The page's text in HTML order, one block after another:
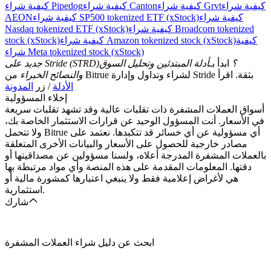
كيفية شراء Pipedog كيفية شراء Canton كيفية شراء Grvtكيفية شراء
AEON
كيفية شراء SP500 tokenized ETF (xStock)كيفية شراء
Nasdaq tokenized ETF (xStock)كيفية شراء Broadcom tokenized
stock (xStock)
كيفية شراء Amazon tokenized stock (xStock)كيفية
شراء Meta tokenized stock (xStock)
جديد على Stride (STRD)؟
ابدأ بـأدلة المبتدئين وتحليل السوق
والنصائح الخبراء
من Bitrue لشراء وتداول وإدارة Stride بثقة. اقرأ
الأدلة / زر
المدونة
إخلاء المسؤولية
أسواق العملات المشفرة ذات تقلبات عالية وقد تشهد تقلبات سريعة
في الأسعار. أنت المسؤول الوحيد عن قرارات الاستثمار الخاصة بك،
ولا تتحمل Bitrue أي مسؤولية عن أي خسائر قد تتكبدها. نعتمد على
مصادر خارجية للحصول على الأسعار والبيانات الأخرى المتعلقة
بالعملات المشفرة المدرجة أعلاه، ولسنا مسؤولين عن مصداقيتها أو
دقتها. المعلومات المقدمة على هذه المنصة وأي مواد مرتبطة بها
هي لأغراض إعلامية فقط ولا ينبغي اعتبارها كمشورة مالية أو
استثمارية.
شارك
ابحث عن دليل شراء العملات المشفرة